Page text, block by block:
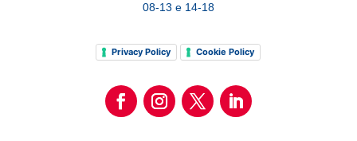
08-13 e 14-18
Privacy Policy Cookie Policy